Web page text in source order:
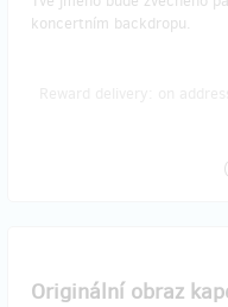
koncertním backdropu.
(
Originální obraz